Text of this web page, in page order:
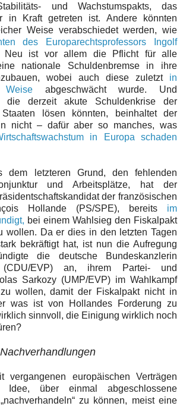
und Wachstumspakts, das
in Kraft getreten ist. Andere könnten
Weise verabschiedet werden, wie
des Europarechtsprofessors Ingolf
Neu ist vor allem die Pflicht für alle
nationale Schuldenbremse in ihre
wobei auch diese zuletzt in
abgeschwächt wurde. Und
die derzeit akute Schuldenkrise der
Staaten lösen könnten,
beinhaltet der
nicht – dafür aber so manches, was
in Europa schaden
dem letzteren Grund, den fehlenden
und Arbeitsplätze, hat der
der französischen
Hollande (PS/SPE), bereits im
, bei einem Wahlsieg den Fiskalpakt
wollen. Da er dies in den letzten Tagen
bekräftigt hat, ist nun die Aufregung
die deutsche Bundeskanzlerin
EVP) an, ihrem Partei- und
Sarkozy (UMP/EVP) im Wahlkampf
wollen, damit der Fiskalpakt nicht in
was ist von Hollandes Forderung zu
sinnvoll, die Einigung wirklich noch
vergangenen europäischen Verträgen
über einmal abgeschlossene
zu können, meist eine